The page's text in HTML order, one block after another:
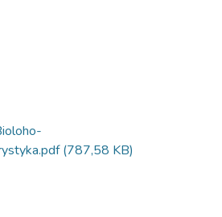
(787,58 KB)